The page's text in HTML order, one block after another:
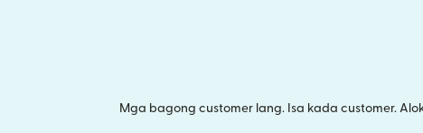
Mga bagong customer lang. Isa kada customer.